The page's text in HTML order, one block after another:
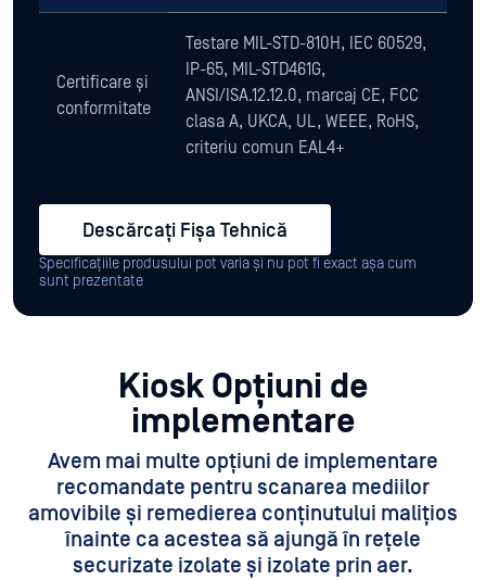
Certificare și
conformitate
Testare MIL-STD-810H, IEC 60529,
IP-65, MIL-STD461G,
ANSI/ISA.12.12.0, marcaj CE, FCC
clasa A, UKCA, UL, WEEE, RoHS,
criteriu comun EAL4+
Descărcați Fișa Tehnică
Specificațiile produsului pot varia și nu pot fi exact așa cum
sunt prezentate
Kiosk Opțiuni de
implementare
Avem mai multe opțiuni de implementare
recomandate pentru scanarea mediilor
amovibile și remedierea conținutului malițios
înainte ca acestea să ajungă în rețele
securizate izolate și izolate prin aer.